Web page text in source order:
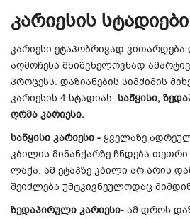
კარიესის სტადიები
კარიესი ეტაპობრივად
აღმოჩენა მნიშვნელოვნად
პროცესს. დაზიანების სიმძიმის
კარიესის 4 სტადიას: საწყისი,
ღრმა კარიესი.
საწყისი კარიესი - ყველაზე
კბილის მინანქარზე ჩნდება
ლაქა. ამ ეტაპზე კბილი არ არის
შეიძლება უმტკივნეულოდაც
ზედაპირული კარიესი- ამ დროს